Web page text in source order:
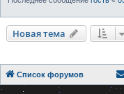
Новая тема
Список форумов